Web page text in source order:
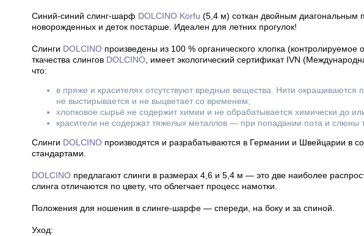
Синий-синий слинг-шарф DOLCINO Korfu (5,4 м) соткан двойным диагональным
новорожденных и деток постарше. Идеален для летних прогулок!
Слинги DOLCINO произведены из 100 % органического хлопка
ткачества слингов DOLCINO , имеет экологический сертификат IVN
что:
в пряже и красителях отсутствуют вредные вещества. Нити окрашиваются
не выстирывается и не выцветает со временем;
хлопковое сырьё не содержит химии и не обрабатывается химически до
красители не содержат тяжелых металлов — при попадании пота и слюны
Слинги DOLCINO производятся и разрабатываются в Германии и Швейцарии в
стандартами.
DOLCINO предлагают слинги в размерах 4,6 и 5,4 м — это две наиболее
слинга отличаются по цвету, что облегчает процесс намотки.
Положения для ношения в слинге-шарфе — спереди, на боку и за спиной.
Уход: